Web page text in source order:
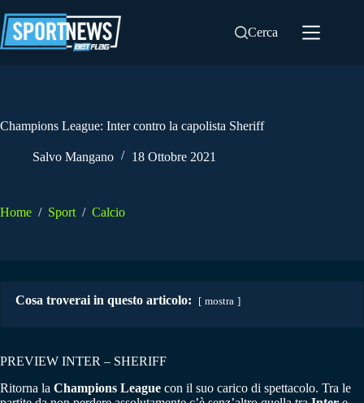
al
contenuto
Cerca
Champions League: Inter contro la capolista Sheriff
Salvo Mangano 18 Ottobre 2021
Home / Sport / Calcio
Cosa troverai in questo articolo: mostra
PREVIEW INTER – SHERIFF
Ritorna la Champions League con il suo carico di spettacolo. Tra le